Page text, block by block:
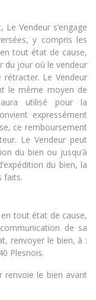
Vendeur s’engage
y compris les
tout état de cause,
du jour où le vendeur
Le Vendeur
le même moyen de
utilisé pour la
expressément
ce remboursement
Le Vendeur peut
du bien ou jusqu’à
du bien, la
faits.
en tout état de cause,
de sa
renvoyer le bien, à :
Plesnois.
renvoie le bien avant